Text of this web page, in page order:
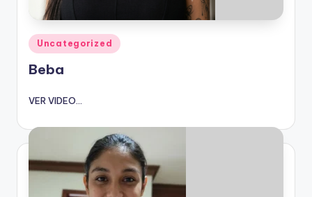
Publicado
en
Uncategorized
Beba
VER VIDEO...